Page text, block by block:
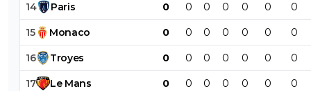
14 Paris 0 0 0 0 0 0 0
15 Monaco 0 0 0 0 0 0 0
16 Troyes 0 0 0 0 0 0 0
17 Le Mans 0 0 0 0 0 0 0